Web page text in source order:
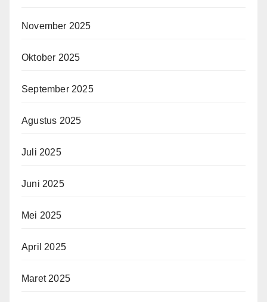
November 2025
Oktober 2025
September 2025
Agustus 2025
Juli 2025
Juni 2025
Mei 2025
April 2025
Maret 2025